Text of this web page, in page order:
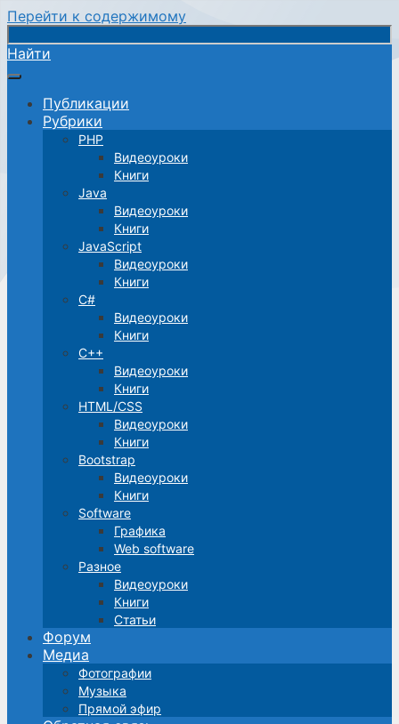
Перейти к содержимому
Найти
Публикации
Рубрики
PHP
Видеоуроки
Книги
Java
Видеоуроки
Книги
JavaScript
Видеоуроки
Книги
C#
Видеоуроки
Книги
C++
Видеоуроки
Книги
HTML/CSS
Видеоуроки
Книги
Bootstrap
Видеоуроки
Книги
Software
Графика
Web software
Разное
Видеоуроки
Книги
Статьи
Форум
Медиа
Фотографии
Музыка
Прямой эфир